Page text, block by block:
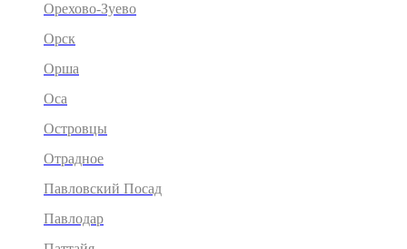
Орехово-Зуево
Орск
Орша
Оса
Островцы
Отрадное
Павловский Посад
Павлодар